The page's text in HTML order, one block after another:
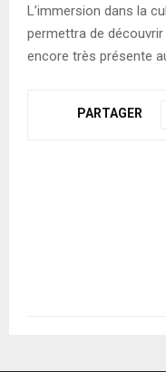
L’immersion dans la
permettra de
encore très présente
PARTAGER